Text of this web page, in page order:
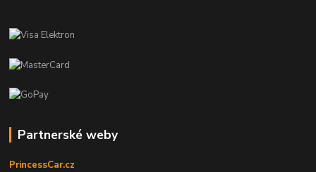
Partnerské weby
PrincessCar.cz